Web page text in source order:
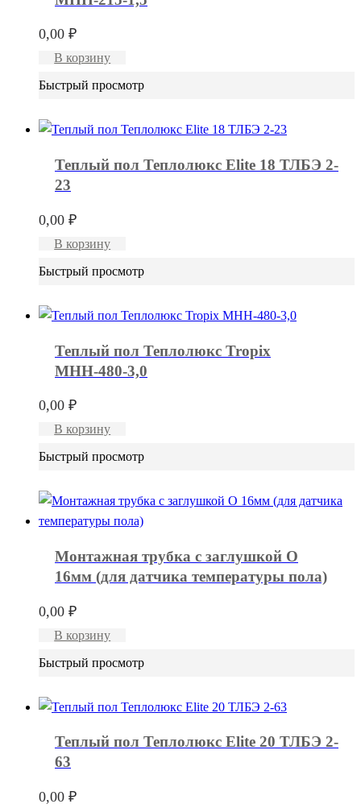
0,00₽
В корзину
Быстрый просмотр
Теплый пол Теплолюкс Elite 18 ТЛБЭ 2-
23
0,00₽
В корзину
Быстрый просмотр
Теплый пол Теплолюкс Tropix
МНН-480-3,0
0,00₽
В корзину
Быстрый просмотр
Монтажная трубка с заглушкой O
16мм (для датчика температуры пола)
0,00₽
В корзину
Быстрый просмотр
Теплый пол Теплолюкс Elite 20 ТЛБЭ 2-
63
0,00₽